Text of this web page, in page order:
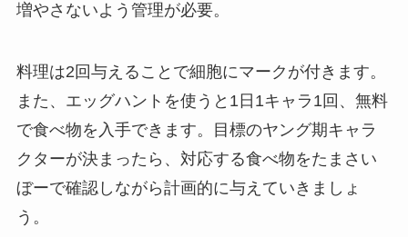
増やさないよう管理が必要。
料理は2回与えることで細胞にマークが付きます。
また、エッグハントを使うと1日1キャラ1回、無料
で食べ物を入手できます。目標のヤング期キャラ
クターが決まったら、対応する食べ物をたまさい
ぼーで確認しながら計画的に与えていきましょ
う。